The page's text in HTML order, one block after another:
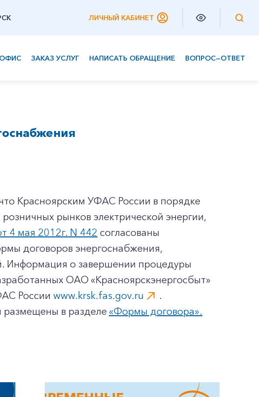
ЛИЧНЫЙ КАБИНЕТ
ЗАКАЗ УСЛУГ НАПИСАТЬ ОБРАЩЕНИЕ ВОПРОС—ОТВЕТ
Красноярским УФАС России в порядке
рынков электрической энергии,
4 мая 2012г. N 442 согласованы
договоров энергоснабжения,
Информация о завершении процедуры
ОАО «Красноярскэнергосбыт»
России www.krsk.fas.gov.ru
.
размещены в разделе «Формы договора».